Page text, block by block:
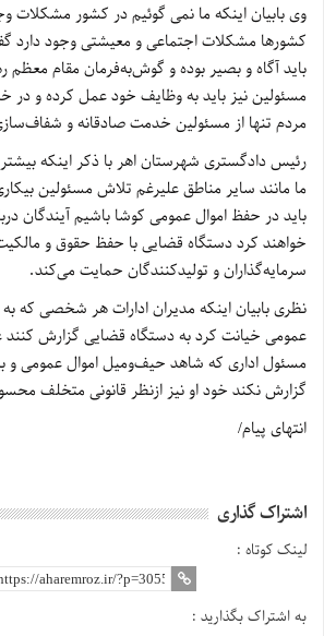
وی بابیان اینکه ما نمی گوئیم در کشور مشکلات
کشورها مشکلات اجتماعی و معیشتی وجود دارد
باید آگاه و بصیر بوده و گوش‌به‌فرمان مقام معظم
مسئولین نیز باید به وظایف خود عمل کرده و در
مردم تنها از مسئولین خدمت صادقانه و
رئیس دادگستری شهرستان اهر با ذکر اینکه
ما مانند سایر مناطق علیرغم تلاش مسئولین
باید در حفظ اموال عمومی کوشا باشیم آیندگان
خواهند کرد دستگاه قضایی با حفظ حقوق و
سرمایه‌گذاران و تولیدکنندگان حمایت می‌کند.
نظری بابیان اینکه مدیران ادارات هر شخصی که به
عمومی خیانت کرد به دستگاه قضایی گزارش
مسئول اداری که شاهد حیف‌ومیل اموال عمومی و
گزارش نکند خود او نیز ازنظر قانونی متخلف
انتهای پیام/
اشتراک گذاری
لینک کوتاه :
به اشتراک بگذارید :